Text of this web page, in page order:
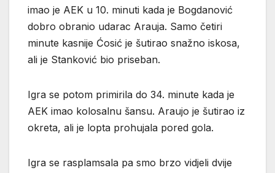
imao je AEK u 10. minuti kada je Bogdanović
dobro obranio udarac Arauja. Samo četiri
minute kasnije Ćosić je šutirao snažno iskosa,
ali je Stanković bio priseban.
Igra se potom primirila do 34. minute kada je
AEK imao kolosalnu šansu. Araujo je šutirao iz
okreta, ali je lopta prohujala pored gola.
Igra se rasplamsala pa smo brzo vidjeli dvije